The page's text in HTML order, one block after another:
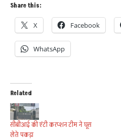
Share this:
X Facebook
WhatsApp
Related
सीबीआई की एंटी करप्शन टीम ने घूस
लेते पकड़ा